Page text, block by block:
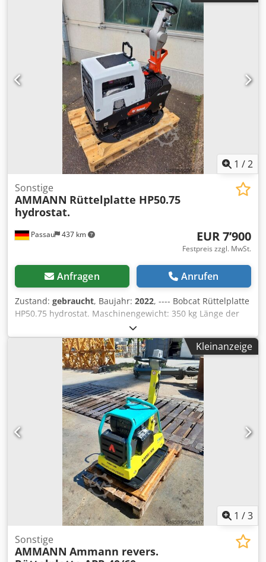
1 /2
Passau 437 km
Sonstige
AMMANN Rüttelplatte HP50.75
hydrostat.
EUR 7’900
Festpreis zzgl. MwSt.
Anfragen Anrufen
Zustand: gebraucht, Baujahr: 2022, ---- Bobcat Rüttelplatte
HP50.75 hydrostat. Maschinengewicht: 350 kg Länge der
Bodenplatte: 450 mm Maschinenlänge: 900 mm
Maschinenlänge mit Griff: 1.600 mm Maschinenhöhe: 820
mm Griffhöhe ( Arbeit ): 1.000 mm Griffhöhe ( Transport ):
1.500 mm Maschinenbreite: 450/600/750 mm Motor: Hatz
Supra 1D50S Kraftstoff: Diesel Motorleistung bei U/min: 7
kW bei 3200 Max. Vibrationsfrequenz: 70 Hz Max:
Zentrifugalkraft: 50 kN Steigfähigkeit: 36 % Amplitude: 1,7
mm Dwsdozkz Tkjpfx Amxja
Kleinanzeige
1 /3
Sonstige
AMMANN Ammann revers.